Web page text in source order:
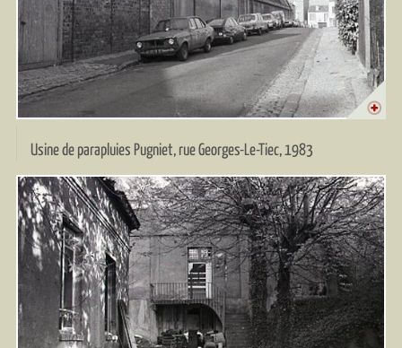
Usine de parapluies Pugniet, rue Georges-Le-Tiec, 1983